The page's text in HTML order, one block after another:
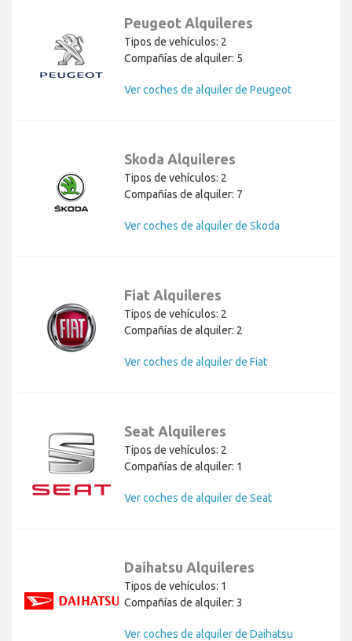
Peugeot Alquileres
Tipos de vehículos: 2
Compañías de alquiler: 5
Ver coches de alquiler de Peugeot
Skoda Alquileres
Tipos de vehículos: 2
Compañías de alquiler: 7
Ver coches de alquiler de Skoda
Fiat Alquileres
Tipos de vehículos: 2
Compañías de alquiler: 2
Ver coches de alquiler de Fiat
Seat Alquileres
Tipos de vehículos: 2
Compañías de alquiler: 1
Ver coches de alquiler de Seat
Daihatsu Alquileres
Tipos de vehículos: 1
Compañías de alquiler: 3
Ver coches de alquiler de Daihatsu